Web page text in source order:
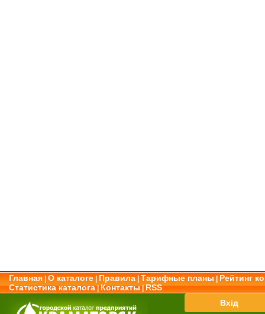
Главная О каталоге Правила Тарифные планы
Рейтинг
Статистика каталога|Контакты|RSS
Вхід